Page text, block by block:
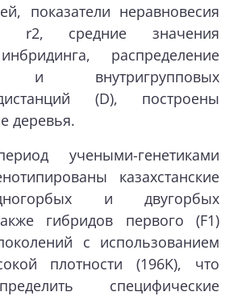
показатели неравновесия
r2, средние значения
распределение
и внутригрупповых
(D), построены
деревья.
учеными-генетиками
казахстанские
и двугорбых
гибридов первого (F1)
с использованием
плотности (196K), что
специфические